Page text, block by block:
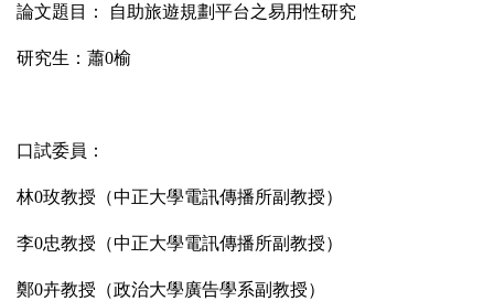
論文題目： 自助旅遊規劃平台之易用性研究
研究生：蕭0榆
口試委員：
林0玫教授（中正大學電訊傳播所副教授）
李0忠教授（中正大學電訊傳播所副教授）
鄭0卉教授（政治大學廣告學系副教授）